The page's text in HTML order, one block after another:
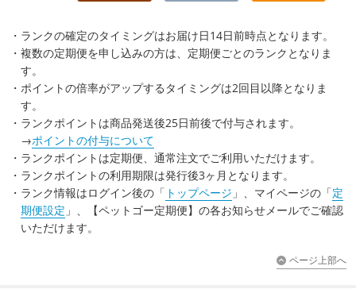
ランクの確定のタイミングはお届け日14日前時点となります。
複数の定期便を申し込みの方は、定期便ごとのランクとなりま
す。
ポイントの倍率がアップするタイミングは2回目以降となりま
す。
ランクポイントは商品発送後25日前後で付与されます。
→ポイントの付与について
ランクポイントは定期便、通常注文でご利用いただけます。
ランクポイントの利用期限は発行後3ヶ月となります。
ランク情報はログイン後の「 トップページ 」、マイページの「定
期便設定 」、【ペットゴー定期便】の各お知らせメールでご確認
いただけます。
ページ上部へ